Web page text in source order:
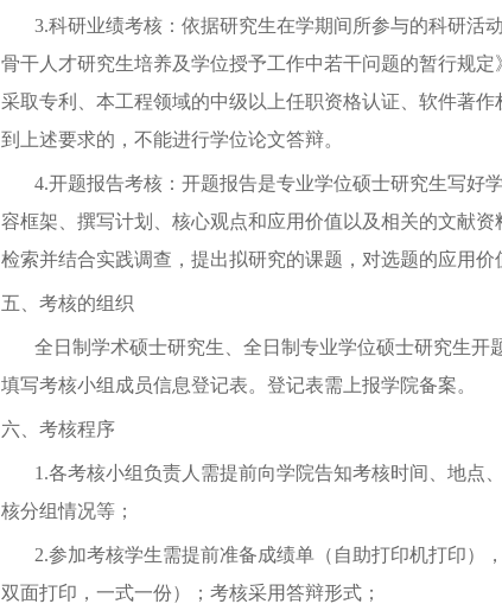
3.科研业绩考核：依据研究生在学期间所参与的科研活
骨干人才研究生培养及学位授予工作中若干问题的暂行规
采取专利、本工程领域的中级以上任职资格认证、软件著
到上述要求的，不能进行学位论文答辩。
4.开题报告考核：开题报告是专业学位硕士研究生写好
容框架、撰写计划、核心观点和应用价值以及相关的文献
检索并结合实践调查，提出拟研究的课题，对选题的应用
五、考核的组织
全日制 学术硕士研究生 全日制 专业学位硕士研究生开
填写考核小组成员信息登记表。登记表需上报学院备案。
六、考核程序
1.各考核小组负责人需提前向学院告知考核时间、地点
核分组情况等；
2.参加考核学生需提前准备成绩单（自助打印机打印）
双面打印，一式一份）；考核采用答辩形式；